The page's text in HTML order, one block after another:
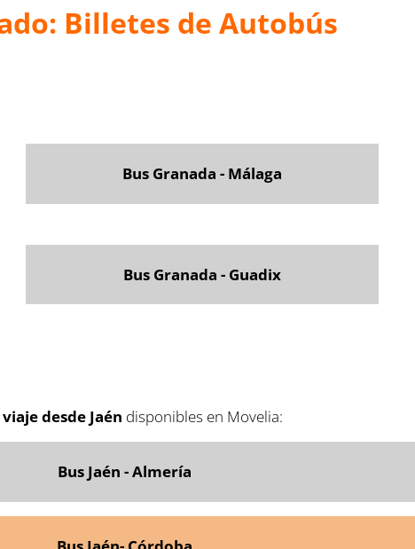
Billetes de Autobús
Bus Granada - Málaga
Bus Granada - Guadix
desde Jaén disponibles en Movelia:
Bus Jaén - Almería